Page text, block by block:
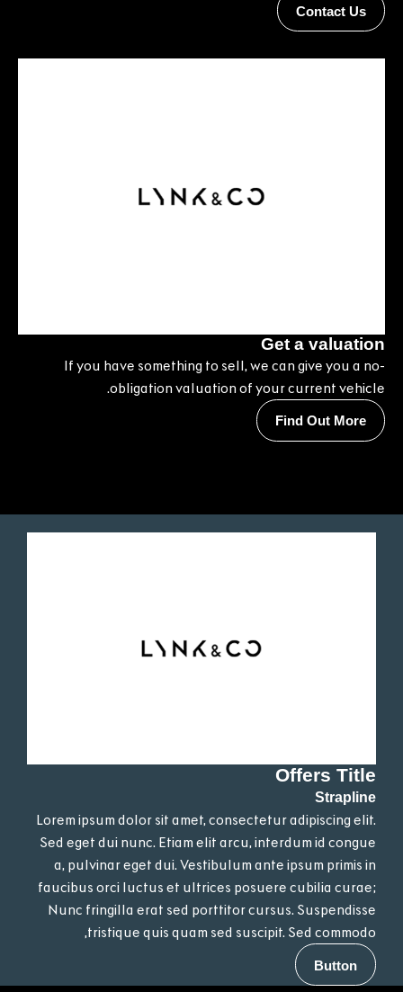
Contact Us
Get a valuation
If you have something to sell, we can give you a no-
obligation valuation of your current vehicle.
Find Out More
Offers Title
Strapline
Lorem ipsum dolor sit amet, consectetur adipiscing elit.
Sed eget dui nunc. Etiam elit arcu, interdum id congue
a, pulvinar eget dui. Vestibulum ante ipsum primis in
faucibus orci luctus et ultrices posuere cubilia curae;
Nunc fringilla erat sed porttitor cursus. Suspendisse
tristique quis quam sed suscipit. Sed commodo,
Button